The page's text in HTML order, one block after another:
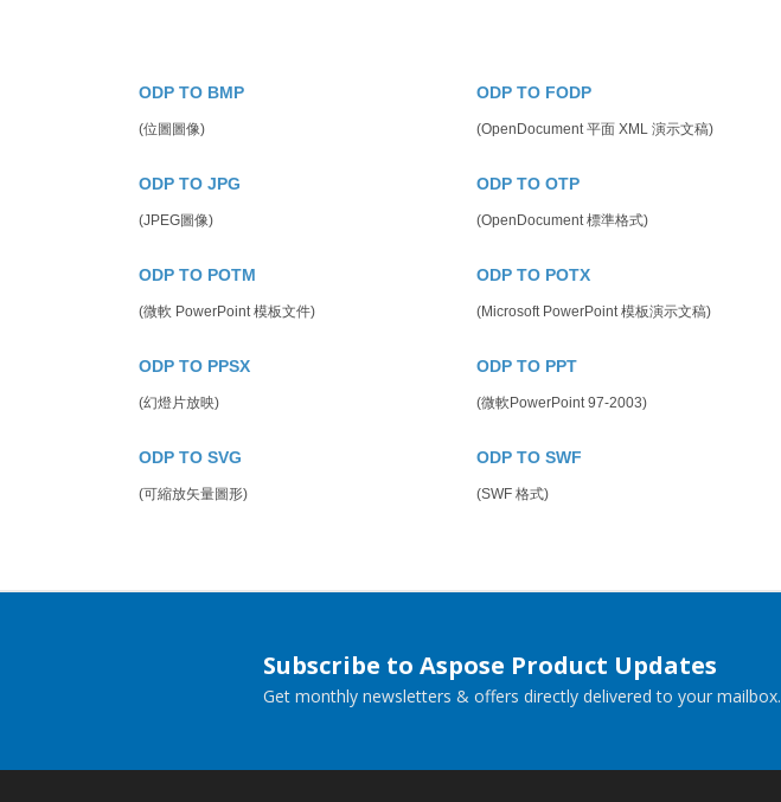
ODP TO BMP
(位圖圖像)
ODP TO FODP
(OpenDocument 平面 XML 演示文稿)
ODP TO JPG
(JPEG圖像)
ODP TO OTP
(OpenDocument 標準格式)
ODP TO POTM
(微軟 PowerPoint 模板文件)
ODP TO POTX
(Microsoft PowerPoint 模板演示文稿)
ODP TO PPSX
(幻燈片放映)
ODP TO PPT
(微軟PowerPoint 97-2003)
ODP TO SVG
(可縮放矢量圖形)
ODP TO SWF
(SWF 格式)
Subscribe to Aspose Product Updates
Get monthly newsletters & offers directly delivered to your mailbox.